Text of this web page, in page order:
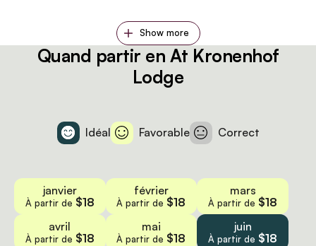
Show more
Quand partir en At Kronenhof
Lodge
Idéal Favorable Correct
janvier
À partir de $18
février
À partir de $18
mars
À partir de $18
avril
À partir de $18
mai
À partir de $18
juin
À partir de $18